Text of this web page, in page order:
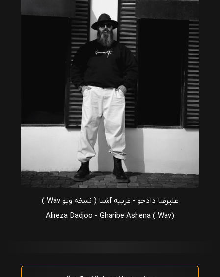
علیرضا دادجو - غریبه آشنا ( نسخه ویو Wav )
Alireza Dadjoo - Gharibe Ashena ( Wav)